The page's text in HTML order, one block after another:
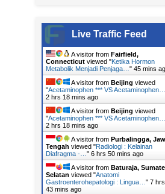
Live Traffic Feed
A visitor from Fairfield,
Connecticut viewed "Ketika Hormon
Metabolik Menjadi Penjaga… " 45 mins
A visitor from Beijing viewed
"Acetaminophen *** VS Acetaminophen…
2 hrs 18 mins ago
A visitor from Beijing viewed
"Acetaminophen *** VS Acetaminophen…
2 hrs 18 mins ago
A visitor from Purbalingga,
Tengah viewed "Radiologi : Kelainan
Diafragma -… " 6 hrs 50 mins ago
A visitor from Baturaja,
Selatan viewed "Anatomi
Gastroenterohepatologi : Lingua… " 7 hrs
43 mins ago